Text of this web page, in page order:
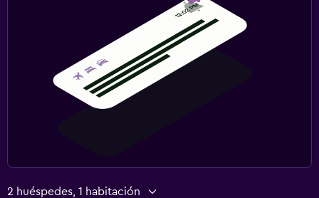
2 huéspedes, 1 habitación